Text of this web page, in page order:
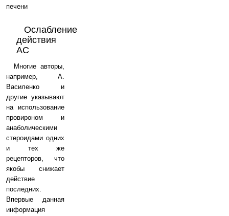
печени
Ослабление
действия
АС
Многие авторы,
например, А.
Василенко и
другие указывают
на использование
провироном и
анаболическими
стероидами одних
и тех же
рецепторов, что
якобы снижает
действие
последних.
Впервые данная
информация